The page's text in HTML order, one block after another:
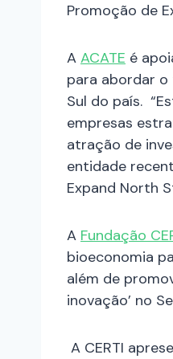
Promoção de
A ACATE é
para abordar o
Sul do país.
empresas
atração de
entidade
Expand North
A Fundação
bioeconomia
além de
inovação’ no
A CERTI